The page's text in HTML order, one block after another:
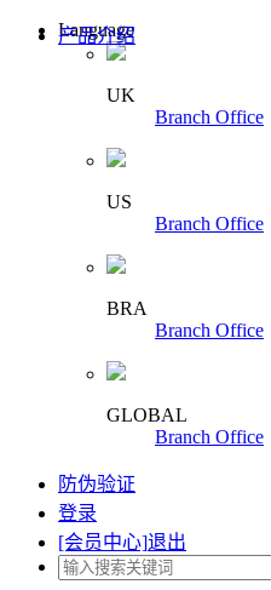
Language
UK
Branch Office
US
Branch Office
BRA
Branch Office
GLOBAL
Branch Office
防伪验证
登录
[会员中心]退出
产品介绍